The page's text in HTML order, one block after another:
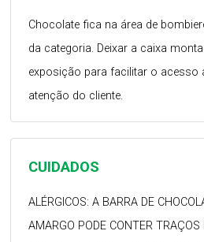
CUIDADOS
ALÉRGICOS: A BARRA DE
AMARGO PODE CONTER TRAÇOS
Chocolate fica na área de
da categoria. Deixar a caixa
exposição para facilitar o acesso
atenção do cliente.